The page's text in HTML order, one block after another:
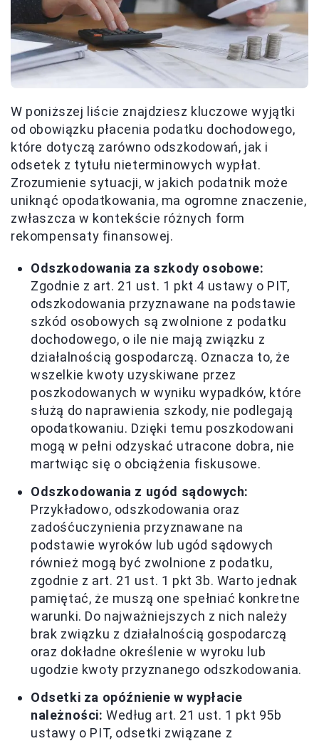
W poniższej liście znajdziesz kluczowe wyjątki
od obowiązku płacenia podatku dochodowego,
które dotyczą zarówno odszkodowań, jak i
odsetek z tytułu nieterminowych wypłat.
Zrozumienie sytuacji, w jakich podatnik może
uniknąć opodatkowania, ma ogromne znaczenie,
zwłaszcza w kontekście różnych form
rekompensaty finansowej.
Odszkodowania za szkody osobowe:
Zgodnie z art. 21 ust. 1 pkt 4 ustawy o PIT,
odszkodowania przyznawane na podstawie
szkód osobowych są zwolnione z podatku
dochodowego, o ile nie mają związku z
działalnością gospodarczą. Oznacza to, że
wszelkie kwoty uzyskiwane przez
poszkodowanych w wyniku wypadków, które
służą do naprawienia szkody, nie podlegają
opodatkowaniu. Dzięki temu poszkodowani
mogą w pełni odzyskać utracone dobra, nie
martwiąc się o obciążenia fiskusowe.
Odszkodowania z ugód sądowych:
Przykładowo, odszkodowania oraz
zadośćuczynienia przyznawane na
podstawie wyroków lub ugód sądowych
również mogą być zwolnione z podatku,
zgodnie z art. 21 ust. 1 pkt 3b. Warto jednak
pamiętać, że muszą one spełniać konkretne
warunki. Do najważniejszych z nich należy
brak związku z działalnością gospodarczą
oraz dokładne określenie w wyroku lub
ugodzie kwoty przyznanego odszkodowania.
Odsetki za opóźnienie w wypłacie
należności: Według art. 21 ust. 1 pkt 95b
ustawy o PIT, odsetki związane z